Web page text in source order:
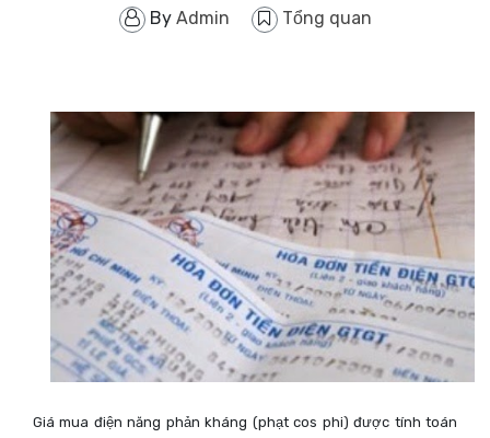
By Admin Tổng quan
Giá mua điện năng phản kháng (phạt cos phi) được tính toán